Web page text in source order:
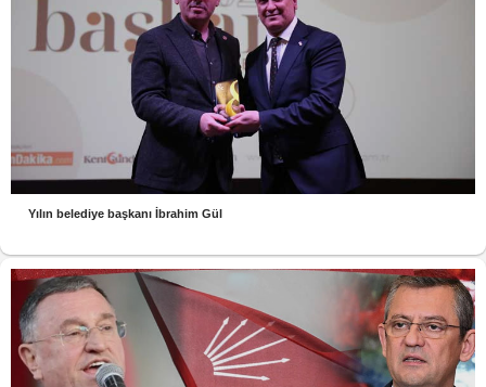
Yılın belediye başkanı İbrahim Gül